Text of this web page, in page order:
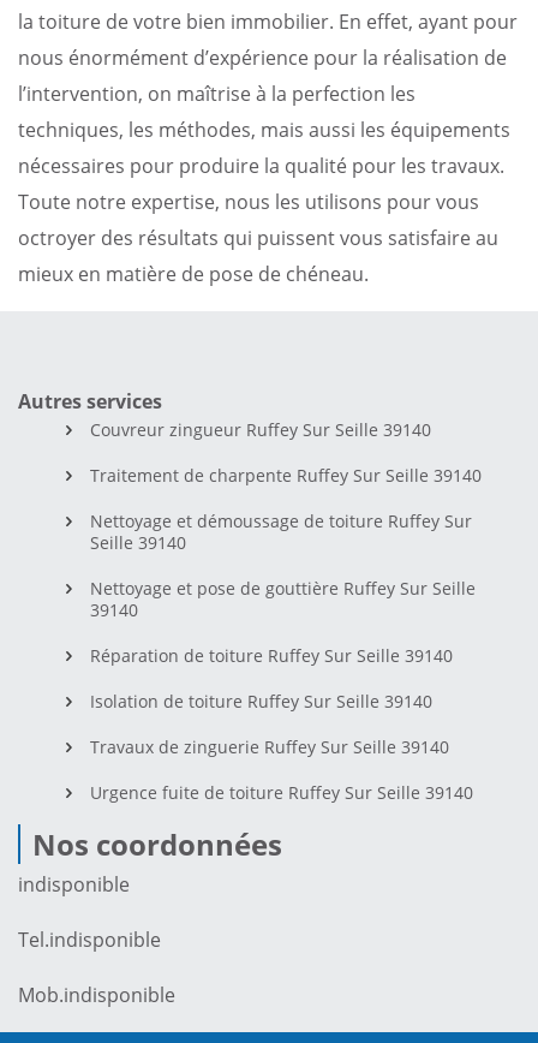
la toiture de votre bien immobilier. En effet, ayant pour
nous énormément d’expérience pour la réalisation de
l’intervention, on maîtrise à la perfection les
techniques, les méthodes, mais aussi les équipements
nécessaires pour produire la qualité pour les travaux.
Toute notre expertise, nous les utilisons pour vous
octroyer des résultats qui puissent vous satisfaire au
mieux en matière de pose de chéneau.
Autres services
Couvreur zingueur Ruffey Sur Seille 39140
Traitement de charpente Ruffey Sur Seille 39140
Nettoyage et démoussage de toiture Ruffey Sur
Seille 39140
Nettoyage et pose de gouttière Ruffey Sur Seille
39140
Réparation de toiture Ruffey Sur Seille 39140
Isolation de toiture Ruffey Sur Seille 39140
Travaux de zinguerie Ruffey Sur Seille 39140
Urgence fuite de toiture Ruffey Sur Seille 39140
Nos coordonnées
indisponible
Tel.indisponible
Mob.indisponible